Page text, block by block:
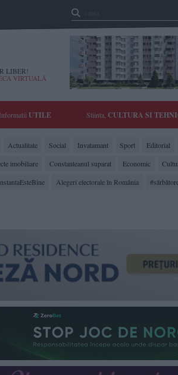
LIBER!
VIRTUALĂ
Informatii UTILE Stiinta, CULTURA SI
Actualitate Social Invatamant Sport Editorial
imobiliare Constanteanul suparat Economic
Alegeri electorale în România